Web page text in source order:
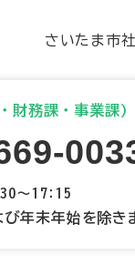
さいたま市
財務課・事業課)
～17:15
年末年始を除き